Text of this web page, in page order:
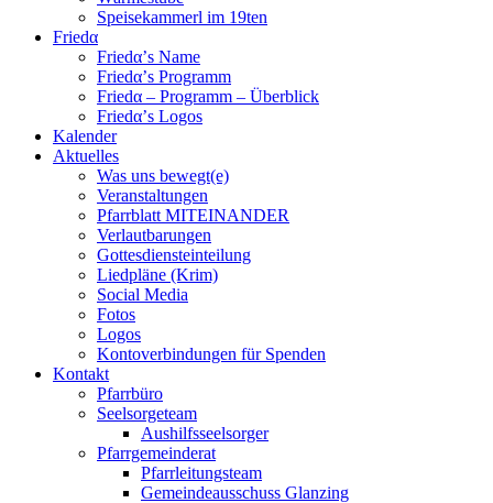
Speisekammerl im 19ten
Friedα
Friedα’s Name
Friedα’s Programm
Friedα – Programm – Überblick
Friedα’s Logos
Kalender
Aktuelles
Was uns bewegt(e)
Veranstaltungen
Pfarrblatt MITEINANDER
Verlautbarungen
Gottesdiensteinteilung
Liedpläne (Krim)
Social Media
Fotos
Logos
Kontoverbindungen für Spenden
Kontakt
Pfarrbüro
Seelsorgeteam
Aushilfsseelsorger
Pfarrgemeinderat
Pfarrleitungsteam
Gemeindeausschuss Glanzing